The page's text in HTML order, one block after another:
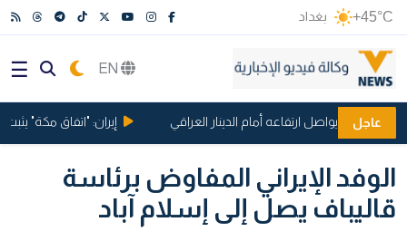
+45°C بغداد
عاجل
يواصل ارتفاعه أمام الدينار العراقي إيران: "اتفاق مكة" يثبت أن
الوفد الإيراني المفاوض برئاسة
قاليباف يصل إلى إسلام آباد